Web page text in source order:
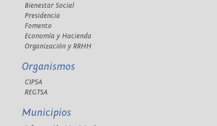
Bienestar Social
Presidencia
Fomento
Economía y Hacienda
Organización y RRHH
Organismos
CIPSA
REGTSA
Municipios